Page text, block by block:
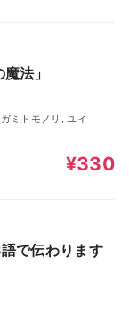
法」
ミトモノリ, ユイ
¥330
で伝わります